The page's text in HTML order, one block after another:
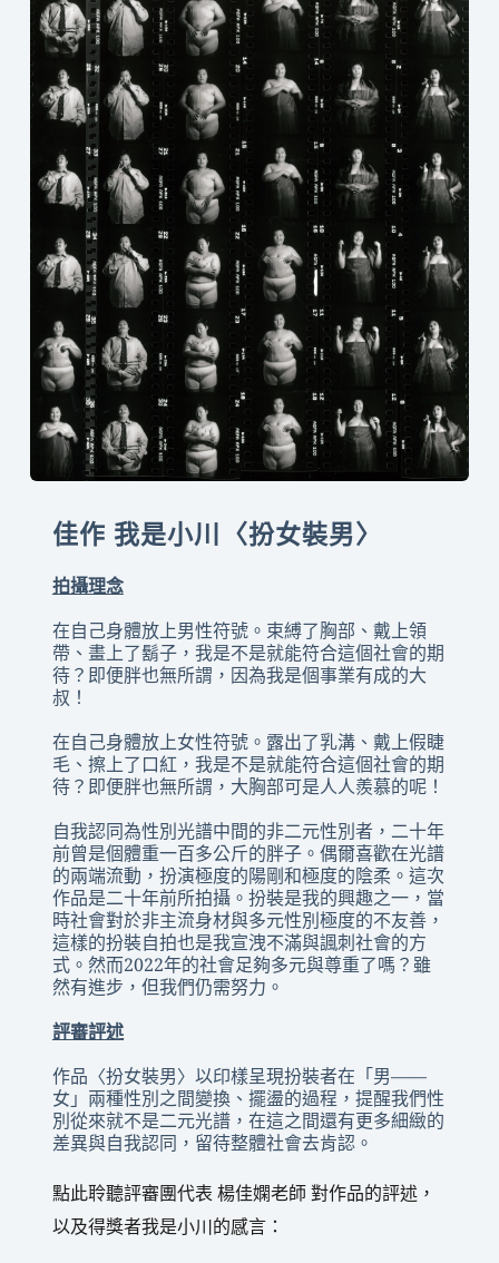
佳作 我是小川〈扮女裝男〉
拍攝理念
在自己身體放上男性符號。束縛了胸部、戴上領
帶、畫上了鬍子，我是不是就能符合這個社會的期
待？即便胖也無所謂，因為我是個事業有成的大
叔！
在自己身體放上女性符號。露出了乳溝、戴上假睫
毛、擦上了口紅，我是不是就能符合這個社會的期
待？即便胖也無所謂，大胸部可是人人羨慕的呢！
自我認同為性別光譜中間的非二元性別者，二十年
前曾是個體重一百多公斤的胖子。偶爾喜歡在光譜
的兩端流動，扮演極度的陽剛和極度的陰柔。這次
作品是二十年前所拍攝。扮裝是我的興趣之一，當
時社會對於非主流身材與多元性別極度的不友善，
這樣的扮裝自拍也是我宣洩不滿與諷刺社會的方
式。然而2022年的社會足夠多元與尊重了嗎？雖
然有進步，但我們仍需努力。
評審評述
作品〈扮女裝男〉以印樣呈現扮裝者在「男——
女」兩種性別之間變換、擺盪的過程，提醒我們性
別從來就不是二元光譜，在這之間還有更多細緻的
差異與自我認同，留待整體社會去肯認。
點此聆聽評審團代表 楊佳嫻老師 對作品的評述，
以及得獎者我是小川的感言：